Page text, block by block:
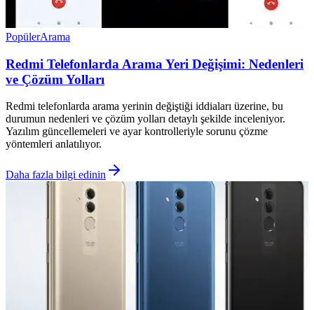
PopülerArama
Redmi Telefonlarda Arama Yeri Değişimi: Nedenleri
ve Çözüm Yolları
Redmi telefonlarda arama yerinin değiştiği iddiaları üzerine, bu
durumun nedenleri ve çözüm yolları detaylı şekilde inceleniyor.
Yazılım güncellemeleri ve ayar kontrolleriyle sorunu çözme
yöntemleri anlatılıyor.
Daha fazla bilgi edinin